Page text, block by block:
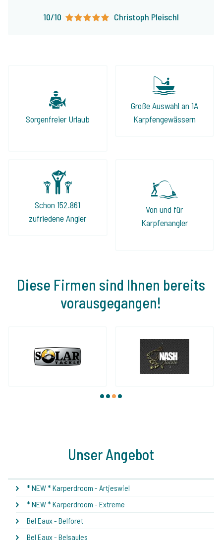
an einen See aus dem Programm durch
halten, was sie laut Internetseite
versprechen. Wenn Ihr also auf der Suche
nach einem perfekten Angelurlaub seid, ist
10/10 Christoph Pleischl
Sorgenfreier Urlaub
Große Auswahl an 1A
Karpfengewässern
Schon 152.861
zufriedene Angler
Von und für
Karpfenangler
Diese Firmen sind Ihnen bereits
vorausgegangen!
1 2 3 4
Unser Angebot
* NEW * Karperdroom - Artjeswiel
* NEW * Karperdroom - Extreme
Bel Eaux - Belforet
Bel Eaux - Belsaules